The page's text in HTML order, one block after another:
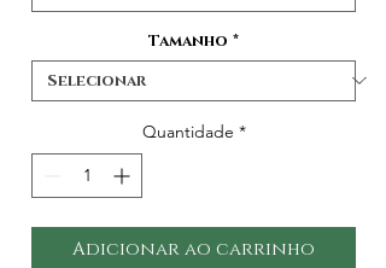
Tamanho *
Quantidade *
Adicionar ao carrinho